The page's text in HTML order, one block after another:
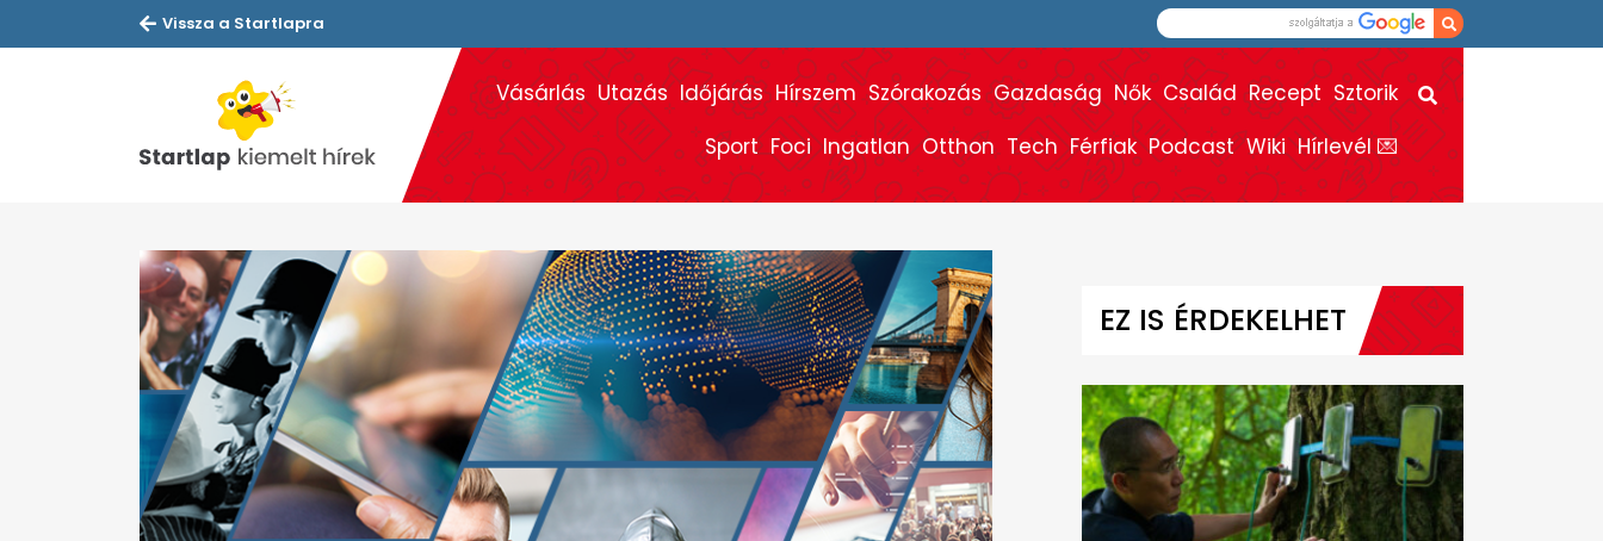
Vissza a Startlapra
Vásárlás Utazás Időjárás Hírszem Szórakozás Gazdaság Nők Család Recept Sztorik
Sport Foci Ingatlan Otthon Tech Férfiak Podcast Wiki Hírlevél 💌
EZ IS ÉRDEKELHET